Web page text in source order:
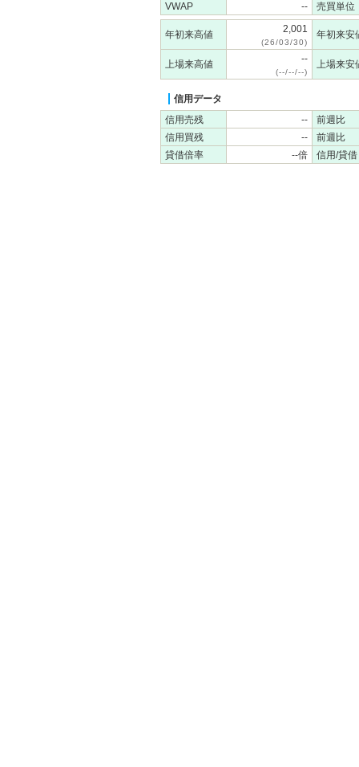
VWAP -- 売買単位
年初来高値 2,001
(26/03/30)
年初来安
上場来高値 --
(--/--/--)
上場来安
信用データ
信用売残
--
前週比
信用買残
--
前週比
貸借倍率
--倍 信用/貸借